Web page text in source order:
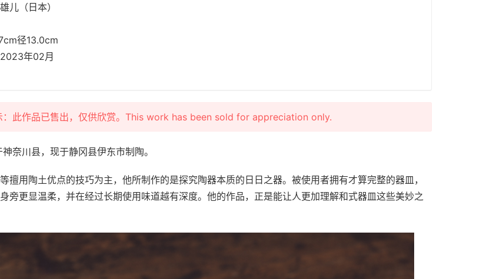
儿（日本）
径13.0cm
年02月
：此作品已售出，仅供欣赏。This work has been sold for appreciation only.
奈川县，现于静冈县伊东市制陶。
擅用陶土优点的技巧为主，他所制作的是探究陶器本质的日日之器。被使用者拥有才算完整的器皿，
旁更显温柔，并在经过长期使用味道越有深度。他的作品，正是能让人更加理解和式器皿这些美妙之